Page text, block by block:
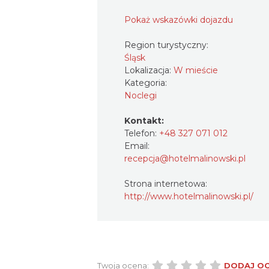
Pokaż wskazówki dojazdu
Region turystyczny:
Śląsk
Lokalizacja: W mieście
Kategoria:
Noclegi
Kontakt:
Telefon: +48 327 071 012
Email:
recepcja@hotelmalinowski.pl
Strona internetowa:
http://www.hotelmalinowski.pl/
Twoja ocena: DODAJ